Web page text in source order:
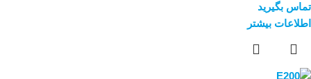
تماس بگیرید
اطلاعات بیشتر